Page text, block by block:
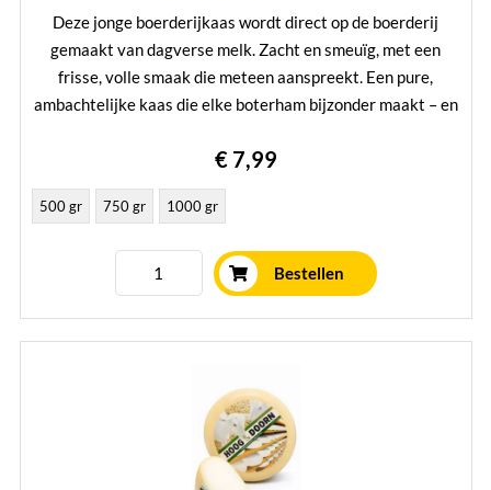
Deze jonge boerderijkaas wordt direct op de boerderij
gemaakt van dagverse melk. Zacht en smeuïg, met een
frisse, volle smaak die meteen aanspreekt. Een pure,
ambachtelijke kaas die elke boterham bijzonder maakt – en
bereid van dagverse melk, en met zorg handmatig gekeerd
en gerijpt in ons eigen rijpingshuis – precies zoals je van een
echte Stolwijker mag verwachten.
Lees verder
€ 7,99
500 gr 750 gr 1000 gr
Bestellen